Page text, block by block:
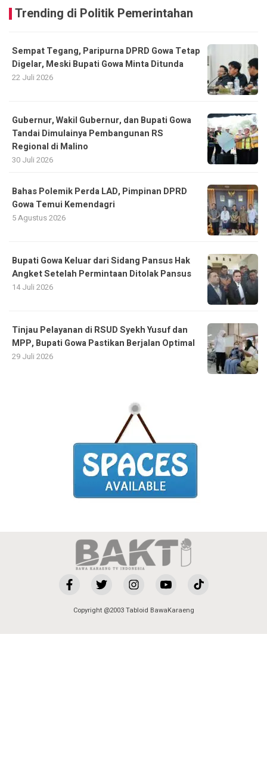
Trending di Politik Pemerintahan
Sempat Tegang, Paripurna DPRD Gowa Tetap
Digelar, Meski Bupati Gowa Minta Ditunda
22 Juli 2026
Gubernur, Wakil Gubernur, dan Bupati Gowa
Tandai Dimulainya Pembangunan RS
Regional di Malino
30 Juli 2026
Bahas Polemik Perda LAD, Pimpinan DPRD
Gowa Temui Kemendagri
5 Agustus 2026
Bupati Gowa Keluar dari Sidang Pansus Hak
Angket Setelah Permintaan Ditolak Pansus
14 Juli 2026
Tinjau Pelayanan di RSUD Syekh Yusuf dan
MPP, Bupati Gowa Pastikan Berjalan Optimal
29 Juli 2026
Copyright @2003 Tabloid BawaKaraeng